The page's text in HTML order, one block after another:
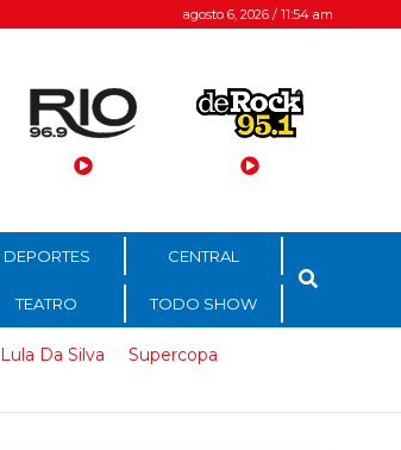
agosto 6, 2026 / 11:54 am
DEPORTES CENTRAL
TEATRO TODO SHOW
Lula Da Silva
Supercopa